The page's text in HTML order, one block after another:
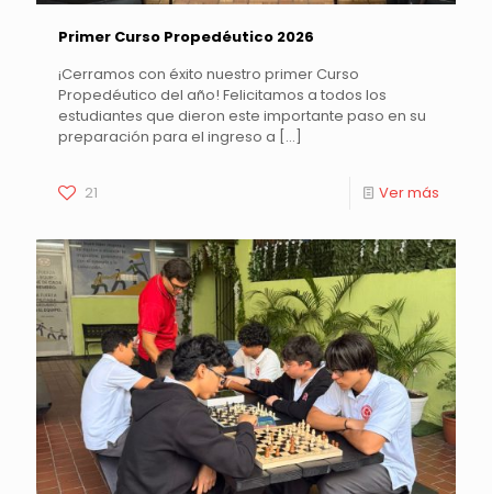
Primer Curso Propedéutico 2026
¡Cerramos con éxito nuestro primer Curso
Propedéutico del año! Felicitamos a todos los
estudiantes que dieron este importante paso en su
preparación para el ingreso a […]
21 Ver más